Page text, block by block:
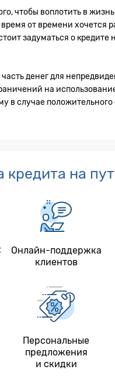
чтобы воплотить в
от времени хочется
задуматься о
денег для
на
в случае
на
Онлайн-поддержка
клиентов
Персональные
предложения
и скидки